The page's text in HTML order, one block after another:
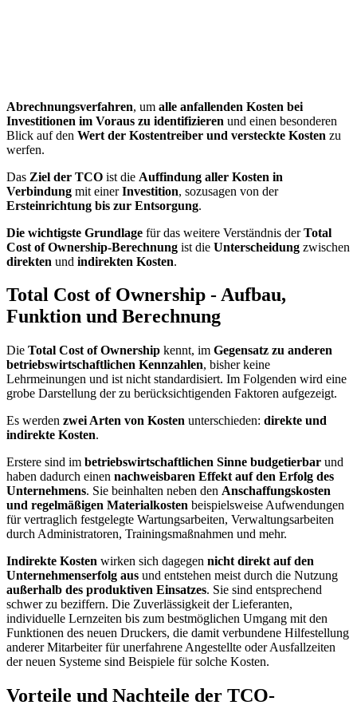
Abrechnungsverfahren, um alle anfallenden Kosten bei
Investitionen im Voraus zu identifizieren und einen besonderen
Blick auf den Wert der Kostentreiber und versteckte Kosten zu
werfen.
Das Ziel der TCO ist die Auffindung aller Kosten in
Verbindung mit einerInvestition, sozusagen von der
Ersteinrichtung bis zur Entsorgung.
Die wichtigste Grundlage für das weitere Verständnis derTotal
Cost of Ownership-Berechnung ist die Unterscheidung zwischen
direkten und indirekten Kosten.
Total Cost of Ownership - Aufbau,
Funktion und Berechnung
Die Total Cost of Ownership kennt, im Gegensatz zu anderen
betriebswirtschaftlichen Kennzahlen, bisher keine
Lehrmeinungen und ist nicht standardisiert. Im Folgenden wird eine
grobe Darstellung der zu berücksichtigenden Faktoren aufgezeigt.
Es werden zwei Arten von Kosten unterschieden: direkte und
indirekte Kosten.
Erstere sind im betriebswirtschaftlichen Sinne budgetierbar und
haben dadurch einen nachweisbaren Effekt auf den Erfolg des
Unternehmens. Sie beinhalten neben den Anschaffungskosten
und regelmäßigen Materialkosten beispielsweise Aufwendungen
für vertraglich festgelegte Wartungsarbeiten, Verwaltungsarbeiten
durch Administratoren, Trainingsmaßnahmen und mehr.
Indirekte Kosten wirken sich dagegen nicht direkt auf den
Unternehmenserfolg aus und entstehen meist durch die Nutzung
außerhalb des produktiven Einsatzes. Sie sind entsprechend
schwer zu beziffern. Die Zuverlässigkeit der Lieferanten,
individuelle Lernzeiten bis zum bestmöglichen Umgang mit den
Funktionen des neuen Druckers, die damit verbundene Hilfestellung
anderer Mitarbeiter für unerfahrene Angestellte oder Ausfallzeiten
der neuen Systeme sind Beispiele für solche Kosten.
Vorteile und Nachteile der TCO-